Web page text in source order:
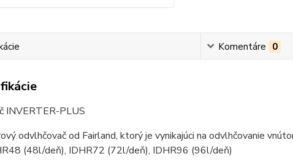
Komentáre 0
INVERTER-PLUS
odvlhčovač od Fairland, ktorý je vynikajúci na odvlhčovanie
(48l/deň), IDHR72 (72l/deň), IDHR96 (96l/deň)